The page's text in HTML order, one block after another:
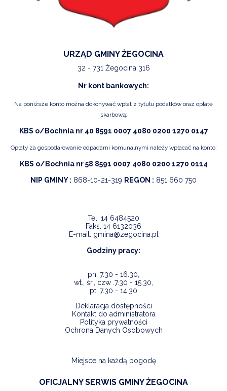
URZĄD GMINY ŻEGOCINA
32 - 731 Żegocina 316
Nr kont bankowych:
Na poniższe konto można dokonywać wpłat z tytułu podatków oraz opłatę
skarbową:
KBS o/Bochnia nr 40 8591 0007 4080 0200 1270 0147
Opłaty za gospodarowanie odpadami komunalnymi należy wpłacać na konto:
KBS o/Bochnia nr 58 8591 0007 4080 0200 1270 0114
NIP GMINY : 868-10-21-319 REGON : 851 660 750
Tel. 14 6484520
Faks. 14 6132036
E-mail. gmina@zegocina.pl
Godziny pracy:
pn. 7.30 - 16.30,
wt., śr., czw .7.30 - 15.30,
pt. 7.30 - 14.30
Deklaracja dostępności
Kontakt do administratora
Polityka prywatności
Ochrona Danych Osobowych
Miejsce na każdą pogodę
OFICJALNY SERWIS GMINY ŻEGOCINA